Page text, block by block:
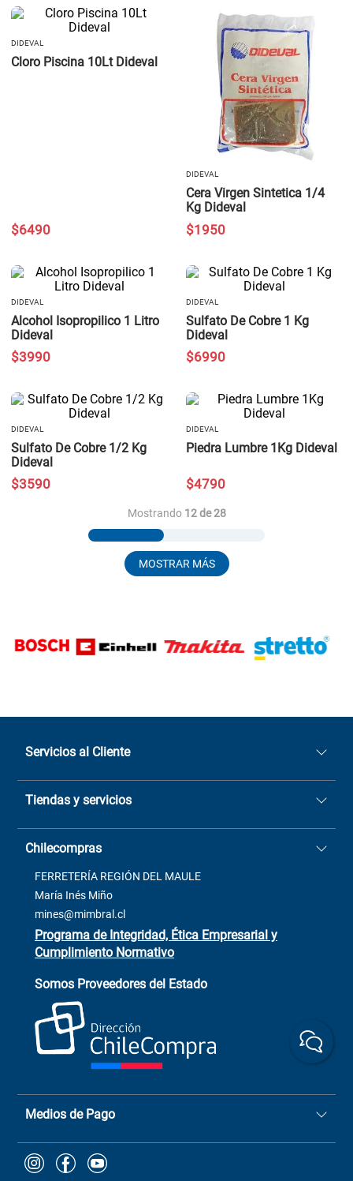
DIDEVAL
Cloro Piscina 10Lt Dideval
$6490
DIDEVAL
Cera Virgen Sintetica 1/4
Kg Dideval
$1950
DIDEVAL
Alcohol Isopropilico 1 Litro
Dideval
$3990
DIDEVAL
Sulfato De Cobre 1 Kg
Dideval
$6990
DIDEVAL
Sulfato De Cobre 1/2 Kg
Dideval
$3590
DIDEVAL
Piedra Lumbre 1Kg Dideval
$4790
Mostrando 12 de 28
MOSTRAR MÁS
Servicios al Cliente
Quiénes somos
Sucursales
Términos y condiciones
Contacto
Venta Terreno
Trabaja con Nosotros
+(73) 256
ChileCompras
+56 9 9888 9549
Tiendas y servicios
Casa Matriz: Avenida Chorrillos
2137 San Javier, Fono (73)
Chilecompras
FERRETERÍA REGIÓN DEL MAULE
María Inés Miño
mines@mimbral.cl
Programa de Integridad, Ética Empresarial y
Cumplimiento Normativo
Somos Proveedores del Estado
Medios de Pago